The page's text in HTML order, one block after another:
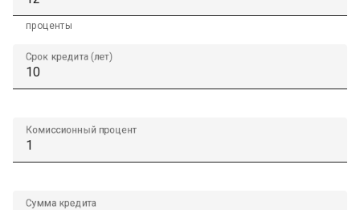
проценты
Срок кредита (лет)
Комиссионный процент
Сумма кредита